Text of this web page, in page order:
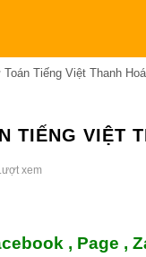
Tiếng Việt Thanh Hoá
TIẾNG VIỆT
xem
, Page ,